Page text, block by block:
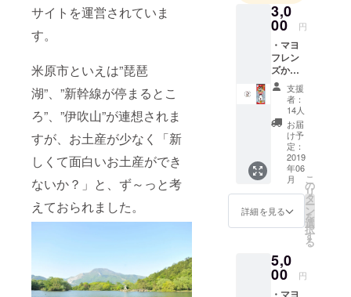
サイトを運営されていま
す。
米原市といえは”琵琶
湖”、”新幹線が停まるとこ
ろ”、”伊吹山”が連想されま
すが、お土産が少なく「新
しくて面白いお土産ができ
ないか？」と、ず～っと考
えておられました。
3,0
00 円
・マヨ
フレン
ズから
の感謝
状 ・鮒
ずし味
マヨお
かき
（２
袋） ・
缶バッ
チ（1
個） ※
缶バッ
チはイ
メージ
支援
者：
14人
お届
け予
定：
2019
年06
月
詳細を見る
こ
の
リ
タ
ー
ン
を
選
択
す
る
5,0
00 円
・マヨ